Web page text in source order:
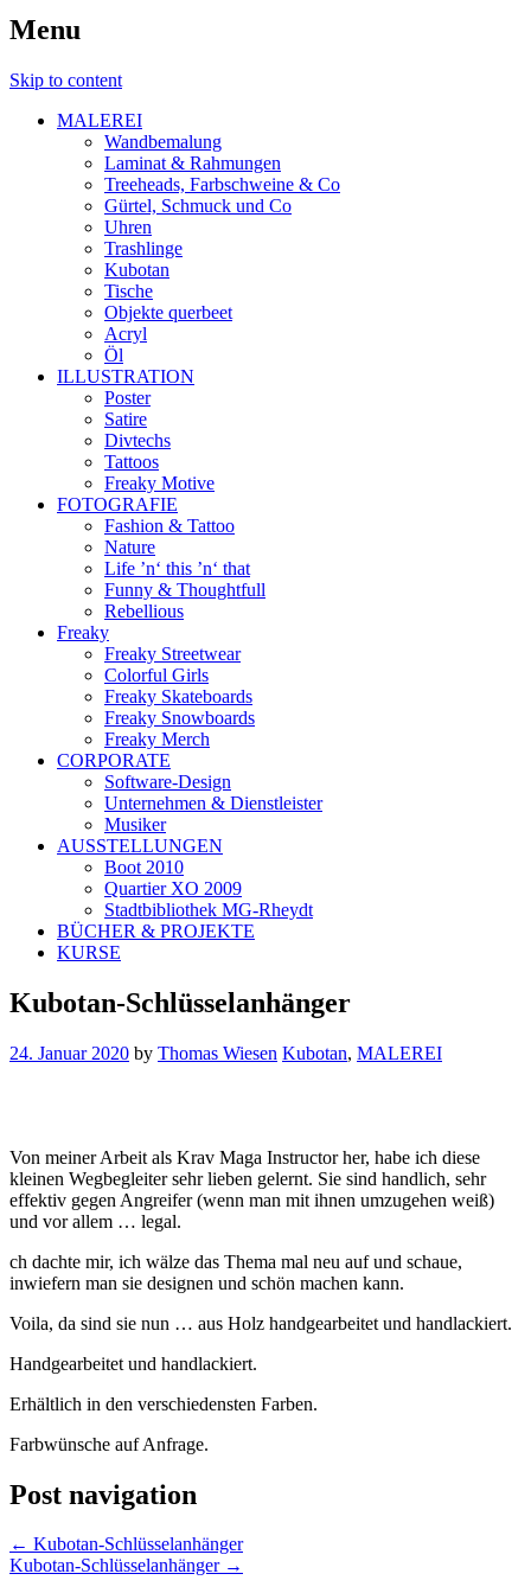
Menu
Skip to content
MALEREI
Wandbemalung
Laminat & Rahmungen
Treeheads, Farbschweine & Co
Gürtel, Schmuck und Co
Uhren
Trashlinge
Kubotan
Tische
Objekte querbeet
Acryl
Öl
ILLUSTRATION
Poster
Satire
Divtechs
Tattoos
Freaky Motive
FOTOGRAFIE
Fashion & Tattoo
Nature
Life ’n‘ this ’n‘ that
Funny & Thoughtfull
Rebellious
Freaky
Freaky Streetwear
Colorful Girls
Freaky Skateboards
Freaky Snowboards
Freaky Merch
CORPORATE
Software-Design
Unternehmen & Dienstleister
Musiker
AUSSTELLUNGEN
Boot 2010
Quartier XO 2009
Stadtbibliothek MG-Rheydt
BÜCHER & PROJEKTE
KURSE
Kubotan-Schlüsselanhänger
24. Januar 2020 by Thomas Wiesen Kubotan, MALEREI
Von meiner Arbeit als Krav Maga Instructor her, habe ich diese
kleinen Wegbegleiter sehr lieben gelernt. Sie sind handlich, sehr
effektiv gegen Angreifer (wenn man mit ihnen umzugehen weiß)
und vor allem … legal.
ch dachte mir, ich wälze das Thema mal neu auf und schaue,
inwiefern man sie designen und schön machen kann.
Voila, da sind sie nun … aus Holz handgearbeitet und handlackiert.
Handgearbeitet und handlackiert.
Erhältlich in den verschiedensten Farben.
Farbwünsche auf Anfrage.
Post navigation
← Kubotan-Schlüsselanhänger
Kubotan-Schlüsselanhänger →